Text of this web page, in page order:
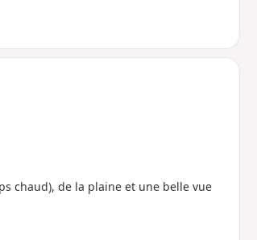
chaud), de la plaine et une belle vue